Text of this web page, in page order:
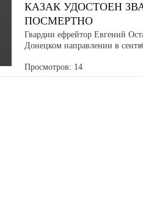
КАЗАК УДОСТОЕН
ПОСМЕРТНО
Гвардии ефрейтор Евгений
Донецком направлении в
Просмотров: 14